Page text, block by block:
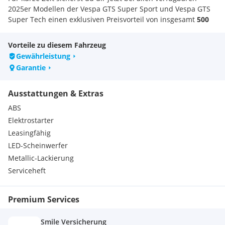
2025er Modellen der Vespa GTS Super Sport und Vespa GTS
Super Tech einen exklusiven Preisvorteil von insgesamt 500
-300 Euro Zulassungsbonus
-150 Euro Tankbonus
- 50 Euro BÄRENBONUS
-Die gesamten500 Euro sind schon beim angezeigten Preis
abgezogen.
Deine Vespa – dein Stil.
Wir bauen deine Vespa nicht nur um – wir machen sie zu
einem echten Unikat.
Lackierung? Passiert direkt bei uns im Haus – egal ob
komplett, Teilflächen oder Umlackierung.
und handgemachte Sättel, die perfekt zum Look passen.
Alles aus einer Hand. Alles bei uns vor Ort. Alles nach deinem
Vorteile zu diesem Fahrzeug
Gewährleistung
Garantie
Ausstattungen & Extras
ABS
Elektrostarter
Leasingfähig
LED-Scheinwerfer
Metallic-Lackierung
Serviceheft
Premium Services
Smile Versicherung